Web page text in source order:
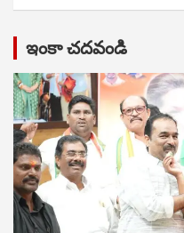
ఇంకా చదవండి